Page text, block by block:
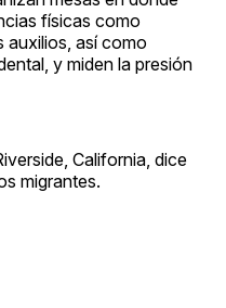
físicas como
auxilios, así como
y miden la presión
California, dice
migrantes.